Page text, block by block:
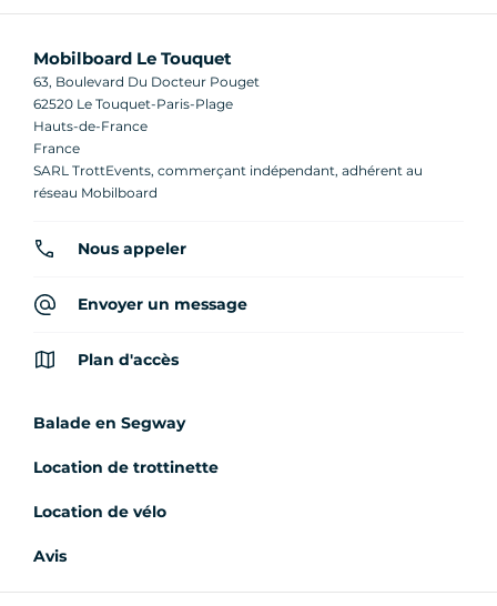
Mobilboard Le Touquet
63, Boulevard Du Docteur Pouget
62520 Le Touquet-Paris-Plage
Hauts-de-France
France
SARL TrottEvents, commerçant indépendant, adhérent au
réseau Mobilboard
Nous appeler
Envoyer un message
Plan d'accès
Balade en Segway
Location de trottinette
Location de vélo
Avis